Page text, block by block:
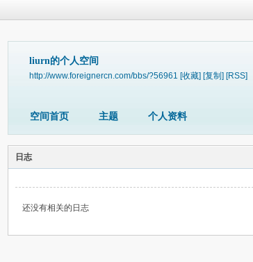
liurn的个人空间
http://www.foreignercn.com/bbs/?56961 [收藏] [复制] [RSS]
空间首页 主题 个人资料
日志
还没有相关的日志